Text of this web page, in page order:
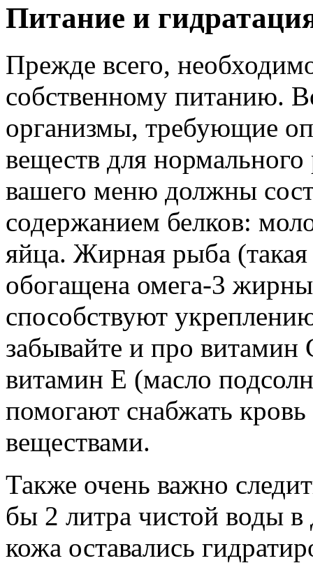
Питание и
Прежде всего,
собственному питанию.
организмы, требующие
веществ для
вашего меню должны
содержанием белков:
яйца. Жирная рыба (такая
обогащена омега-3
способствуют
забывайте и про
витамин E (масло
помогают снабжать
веществами.
Также очень важно
бы 2 литра чистой воды
кожа оставались